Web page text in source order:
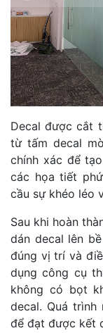
Decal được cắt
từ tấm decal
chính xác để
các họa tiết
cầu sự khéo léo
Sau khi hoàn
dán decal lên
đúng vị trí và
dụng công cụ
không có bọt
decal. Quá
để đạt được kết